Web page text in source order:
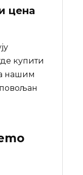
цена
купити
нашим